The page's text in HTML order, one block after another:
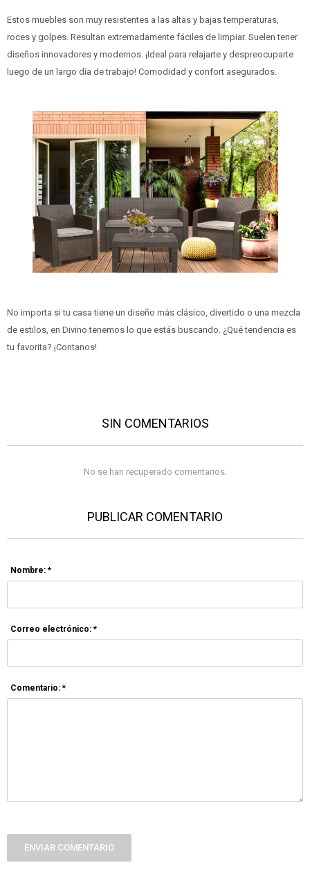
Estos muebles son muy resistentes a las altas y bajas temperaturas,
roces y golpes. Resultan extremadamente fáciles de limpiar. Suelen tener
diseños innovadores y modernos. ¡Ideal para relajarte y despreocuparte
luego de un largo día de trabajo! Comodidad y confort asegurados.
No importa si tu casa tiene un diseño más clásico, divertido o una mezcla
de estilos, en Divino tenemos lo que estás buscando. ¿Qué tendencia es
tu favorita? ¡Contanos!
SIN COMENTARIOS
No se han recuperado comentarios.
PUBLICAR COMENTARIO
Nombre: *
Correo electrónico: *
Comentario: *
ENVIAR COMENTARIO